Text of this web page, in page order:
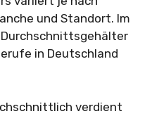
und Standort. Im
in Deutschland
verdient